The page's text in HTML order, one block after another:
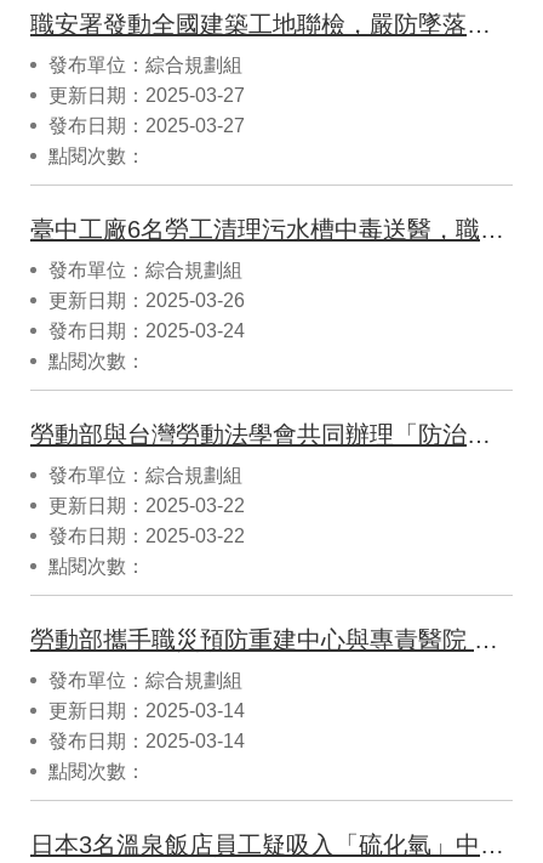
職安署發動全國建築工地聯檢，嚴防墜落、火災及倒崩塌等災害
發布單位：綜合規劃組
更新日期：2025-03-27
發布日期：2025-03-27
點閱次數：
臺中工廠6名勞工清理污水槽中毒送醫，職安署呼籲雇主加強防災意識
發布單位：綜合規劃組
更新日期：2025-03-26
發布日期：2025-03-24
點閱次數：
勞動部與台灣勞動法學會共同辦理「防治職場霸凌法制研討會」，邀請日本及國內學者專家對話交流
發布單位：綜合規劃組
更新日期：2025-03-22
發布日期：2025-03-22
點閱次數：
勞動部攜手職災預防重建中心與專責醫院 守護人造石產業勞工健康
發布單位：綜合規劃組
更新日期：2025-03-14
發布日期：2025-03-14
點閱次數：
日本3名溫泉飯店員工疑吸入「硫化氫」中毒亡，職安署提醒我國溫泉業者引以為鑑